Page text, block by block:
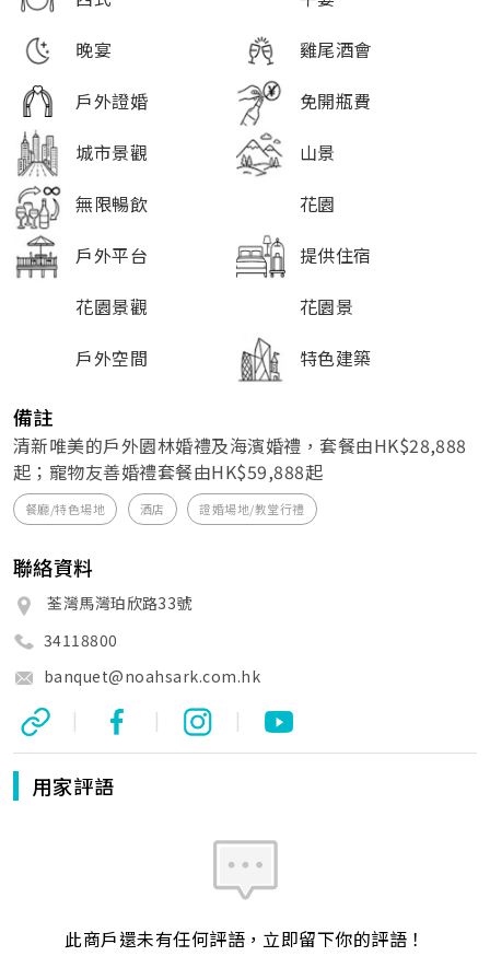
晚宴
雞尾酒會
戶外證婚
免開瓶費
城市景觀
山景
無限暢飲
花園
戶外平台
提供住宿
花園景觀
花園景
戶外空間
特色建築
備註
清新唯美的戶外園林婚禮及海濱婚禮，套餐由HK$28,888
起；寵物友善婚禮套餐由HK$59,888起
餐廳/特色場地 酒店 證婚場地/教堂行禮
聯絡資料
荃灣馬灣珀欣路33號
34118800
banquet@noahsark.com.hk
| | |
用家評語
此商戶還未有任何評語，立即留下你的評語！